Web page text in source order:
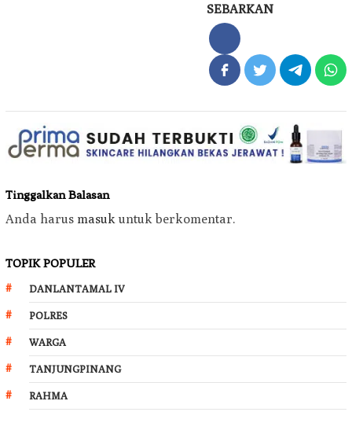
SEBARKAN
Tinggalkan Balasan
Anda harus masuk untuk berkomentar.
TOPIK POPULER
DANLANTAMAL IV
POLRES
WARGA
TANJUNGPINANG
RAHMA